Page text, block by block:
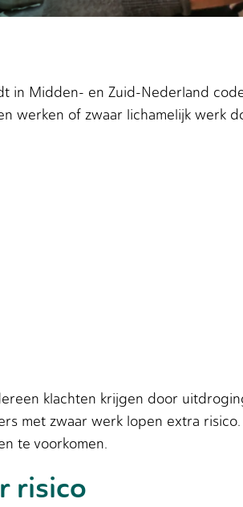
in Midden- en Zuid-Nederland
werken of zwaar lichamelijk werk
klachten krijgen door
met zwaar werk lopen extra
te voorkomen.
risico